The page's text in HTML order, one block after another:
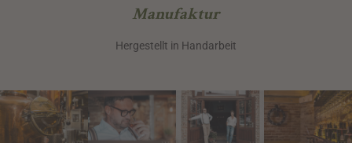
Manufaktur
Hergestellt in Handarbeit